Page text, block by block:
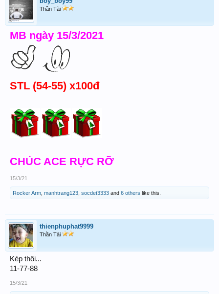
Thần Tài
MB ngày 15/3/2021
STL (54-55) x100đ
CHÚC ACE RỰC RỠ
15/3/21
Rocker Arm manhtrang123 socdet3333 and 6 others like this.
thienphuphat9999
Thần Tài
Kép thôi...
11-77-88
15/3/21